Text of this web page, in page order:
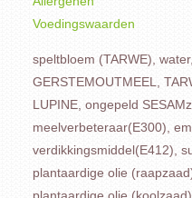
Voedingswaarden
speltbloem (TARWE),
GERSTEMOUTMEEL,
LUPINE, ongepeld
meelverbeteraar(E300),
verdikkingsmiddel(E412),
plantaardige olie